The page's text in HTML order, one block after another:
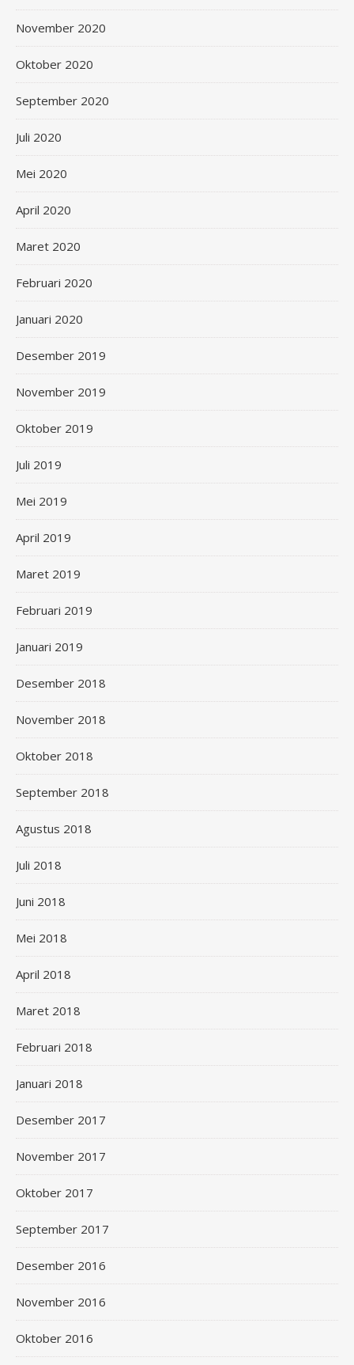
November 2020
Oktober 2020
September 2020
Juli 2020
Mei 2020
April 2020
Maret 2020
Februari 2020
Januari 2020
Desember 2019
November 2019
Oktober 2019
Juli 2019
Mei 2019
April 2019
Maret 2019
Februari 2019
Januari 2019
Desember 2018
November 2018
Oktober 2018
September 2018
Agustus 2018
Juli 2018
Juni 2018
Mei 2018
April 2018
Maret 2018
Februari 2018
Januari 2018
Desember 2017
November 2017
Oktober 2017
September 2017
Desember 2016
November 2016
Oktober 2016